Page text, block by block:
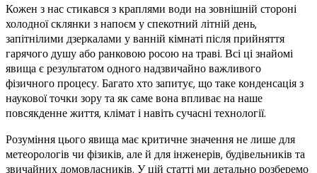
Кожен з нас стикався з краплями води на зовнішній стороні
холодної склянки з напоєм у спекотний літній день,
запітнілими дзеркалами у ванній кімнаті після прийняття
гарячого душу або ранковою росою на траві. Всі ці знайомі
явища є результатом одного надзвичайно важливого
фізичного процесу. Багато хто запитує, що таке конденсація з
наукової точки зору та як саме вона впливає на наше
повсякденне життя, клімат і навіть сучасні технології.
Розуміння цього явища має критичне значення не лише для
метеорологів чи фізиків, але й для інженерів, будівельників та
звичайних домовласників. У цій статті ми детально розберемо